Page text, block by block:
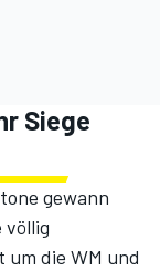
Siege
gewann
völlig
die WM und